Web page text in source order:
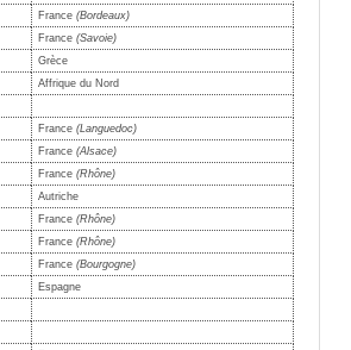
France (Bordeaux)
France (Savoie)
Grèce
Affrique du Nord
France (Languedoc)
France (Alsace)
France (Rhône)
Autriche
France (Rhône)
France (Rhône)
France (Bourgogne)
Espagne